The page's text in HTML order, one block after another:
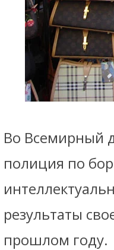
Во Всемирный
полиция по
результаты
прошлом году.